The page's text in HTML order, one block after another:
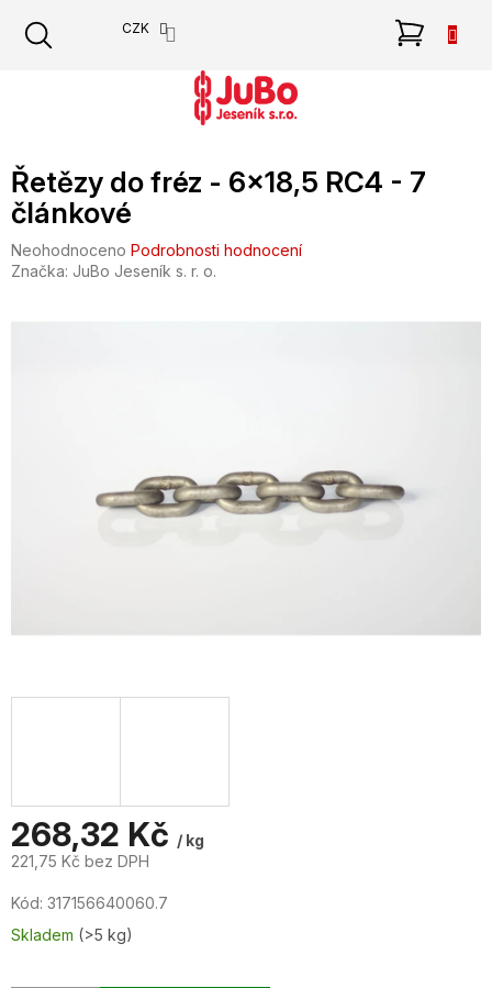
obsah
CZK
Řetězy do fréz - 6x18,5 RC4 - 7
článkové
Průměrné
hodnocení
Neohodnoceno Podrobnosti hodnocení
Značka: JuBo Jeseník s. r. o.
268,32 Kč / kg
221,75 Kč bez DPH
cena:
Kód: 317156640060.7
Skladem (>5 kg)